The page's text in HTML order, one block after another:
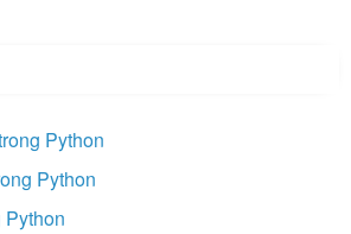
Python
Python
Python